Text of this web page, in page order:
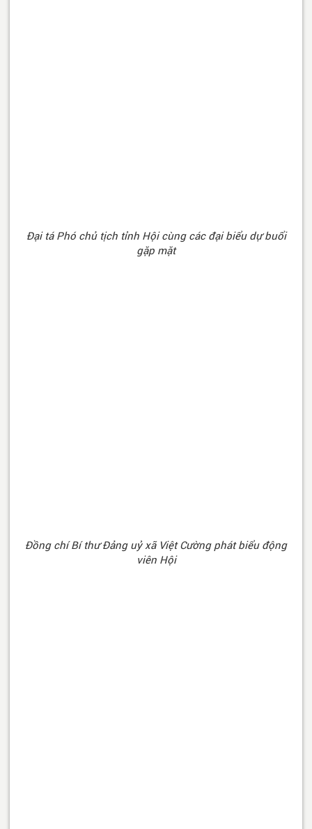
Đại tá Phó chủ tịch tỉnh Hội cùng các đại biểu dự buổi
gặp mặt
Đồng chí Bí thư Đảng uỷ xã Việt Cường phát biểu động
viên Hội